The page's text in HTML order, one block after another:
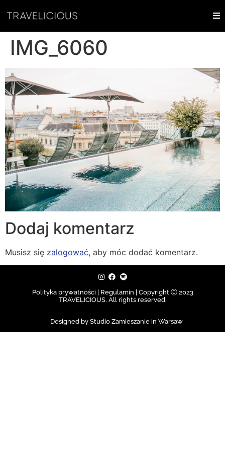
IMG_6060
Dodaj komentarz
Musisz się zalogować, aby móc dodać komentarz.
Polityka prywatności | Regulamin |
Copyright Ⓒ 2023
TRAVELICIOUS. All rights reserved.
Designed by Studio Zamieszanie in Warsaw